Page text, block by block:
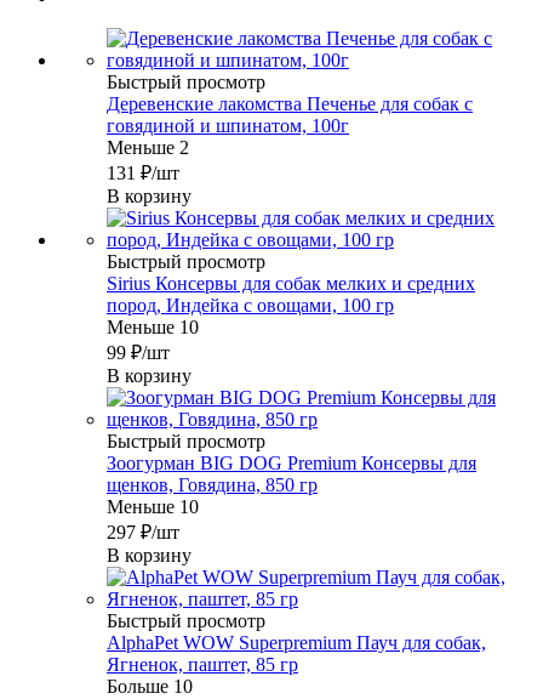
Быстрый просмотр
Деревенские лакомства Печенье для собак с
говядиной и шпинатом, 100г
Меньше 2
131 ₽/шт
В корзину
Быстрый просмотр
Sirius Консервы для собак мелких и средних
пород, Индейка с овощами, 100 гр
Меньше 10
99 ₽/шт
В корзину
Быстрый просмотр
Зоогурман BIG DOG Premium Консервы для
щенков, Говядина, 850 гр
Меньше 10
297 ₽/шт
В корзину
Быстрый просмотр
AlphaPet WOW Superpremium Пауч для собак,
Ягненок, паштет, 85 гр
Больше 10